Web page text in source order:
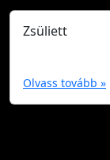
Zsüliett
Olvass tovább »